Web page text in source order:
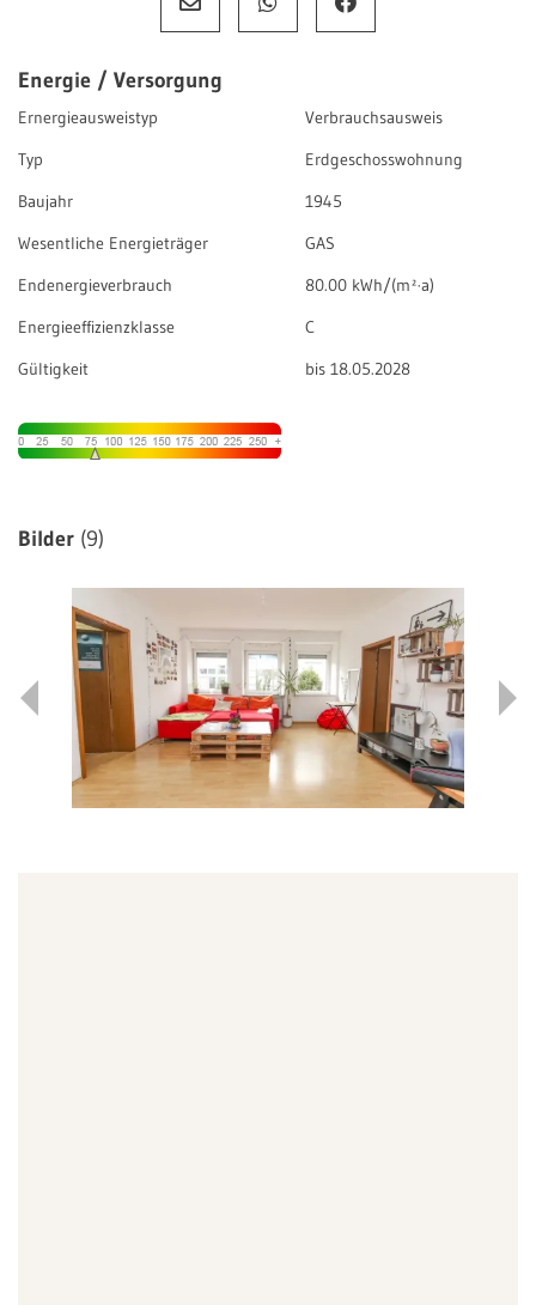
Energie / Versorgung
Ernergieausweistyp
Verbrauchsausweis
Typ
Erdgeschosswohnung
Baujahr
1945
Wesentliche Energieträger
GAS
Endenergieverbrauch
80.00 kWh/(m²·a)
Energieeffizienzklasse
C
Gültigkeit
bis 18.05.2028
Bilder (9)